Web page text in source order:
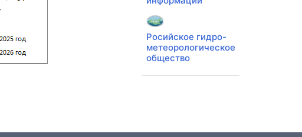
Росийское гидро-
метеорологическое
общество